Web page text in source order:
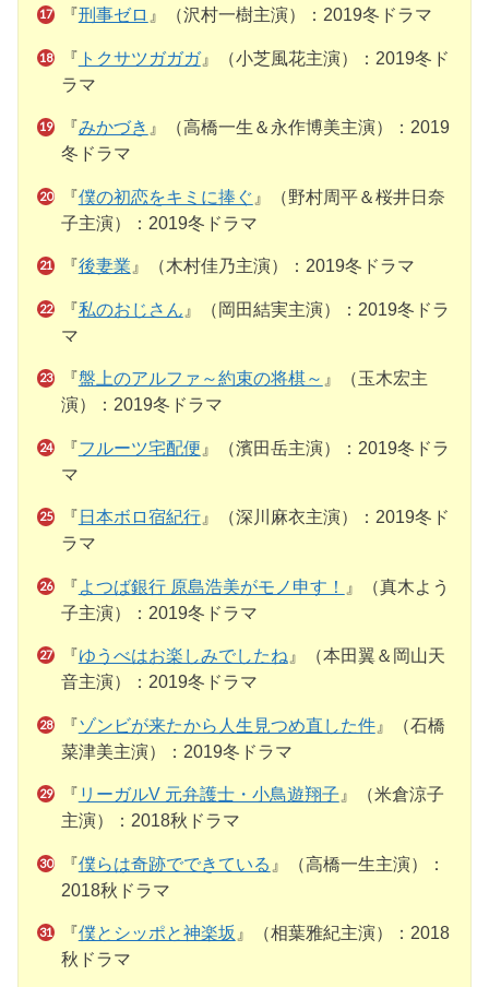
『刑事ゼロ 』（沢村一樹主演）：2019冬ドラマ
『 トクサツガガガ』（小芝風花主演）：2019冬ド
ラマ
『みかづき 』（高橋一生＆永作博美主演）：2019
冬ドラマ
『僕の初恋をキミに捧ぐ 』（野村周平＆桜井日奈
子主演）：2019冬ドラマ
『後妻業 』（木村佳乃主演）：2019冬ドラマ
『私のおじさん 』（岡田結実主演）：2019冬ドラ
マ
『盤上のアルファ～約束の将棋～ 』（玉木宏主
演）：2019冬ドラマ
『フルーツ宅配便 』（濱田岳主演）：2019冬ドラ
マ
『 日本ボロ宿紀行』（深川麻衣主演）：2019冬ド
ラマ
『よつば銀行 原島浩美がモノ申す！
』（真木よう
子主演）：2019冬ドラマ
『ゆうべはお楽しみでしたね 』（本田翼＆岡山天
音主演）：2019冬ドラマ
『ゾンビが来たから人生見つめ直した件』（石橋
菜津美主演）：2019冬ドラマ
『 リーガルV 元弁護士・小鳥遊翔子 』（米倉涼子
主演）：2018秋ドラマ
『僕らは奇跡でできている 』（高橋一生主演）：
2018秋ドラマ
『僕とシッポと神楽坂 』（相葉雅紀主演）：2018
秋ドラマ